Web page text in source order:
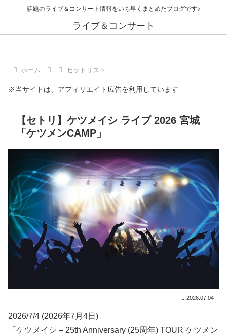
話題のライブ＆コンサート情報をいち早くまとめたブログです♪
ライブ＆コンサート
ホーム セットリスト
※当サイトは、アフィリエイト広告を利用しています
【セトリ】ケツメイシ ライブ 2026 宮城
「ケツメンCAMP」
2026.07.04
2026/7/4 (2026年7月4日)
「ケツメイシ – 25th Anniversary (25周年) TOUR ケツメン